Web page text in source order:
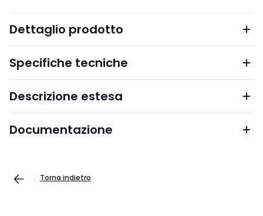
Dettaglio prodotto
Specifiche tecniche
Descrizione estesa
Documentazione
Torna indietro